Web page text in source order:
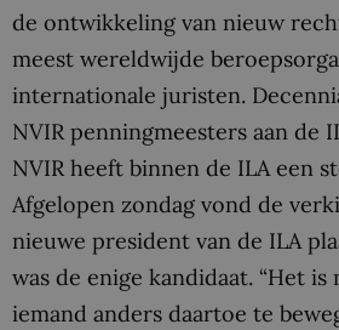
de ontwikkeling van nieuw
meest wereldwijde
internationale juristen.
NVIR penningmeesters aan de
NVIR heeft binnen de ILA een
Afgelopen zondag vond de
nieuwe president van de ILA
was de enige kandidaat. “Het
iemand anders daartoe te